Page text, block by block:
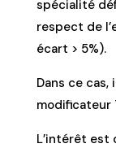
spécialité
respect de
écart > 5%).
Dans ce
modificateur
L’intérêt est